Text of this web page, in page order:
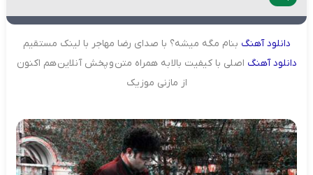
دانلودآهنگ بنام مگه میشه؟ با صدای رضا مهاجر با لینک مستقیم
دانلودآهنگ اصلی با کیفیت بالا به همراه متن و پخش آنلاین هم اکنون
از مازنی موزیک